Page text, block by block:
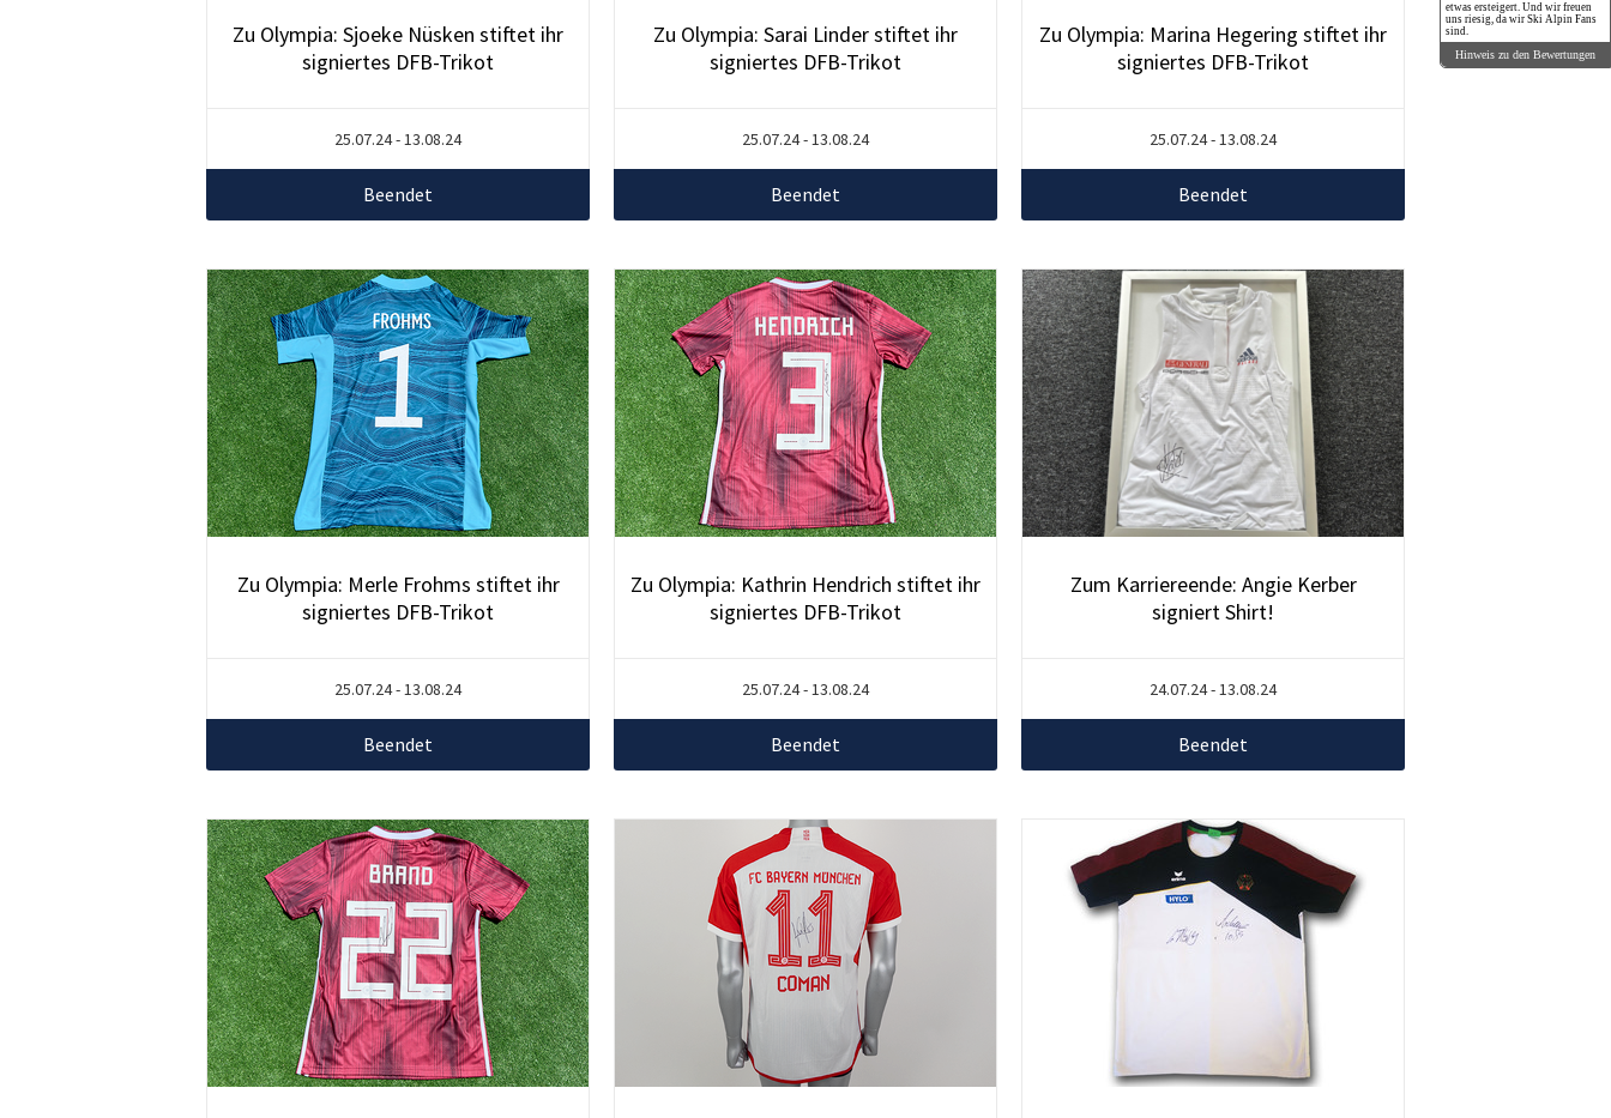
Zu Olympia: Sjoeke Nüsken stiftet ihr
signiertes DFB-Trikot
25.07.24 - 13.08.24
Beendet
Zu Olympia: Sarai Linder stiftet ihr
signiertes DFB-Trikot
25.07.24 - 13.08.24
Beendet
Zu Olympia: Marina Hegering stiftet ihr
signiertes DFB-Trikot
25.07.24 - 13.08.24
Beendet
Zu Olympia: Merle Frohms stiftet ihr
signiertes DFB-Trikot
25.07.24 - 13.08.24
Beendet
Zu Olympia: Kathrin Hendrich stiftet ihr
signiertes DFB-Trikot
25.07.24 - 13.08.24
Beendet
Zum Karriereende: Angie Kerber
signiert Shirt!
24.07.24 - 13.08.24
Beendet
etwas ersteigert. Und wir freuen
uns riesig, da wir Ski Alpin Fans
sind.
Hinweis zu den Bewertungen